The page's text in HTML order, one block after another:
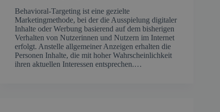
Behavioral-Targeting ist eine gezielte
Marketingmethode, bei der die Ausspielung digitaler
Inhalte oder Werbung basierend auf dem bisherigen
Verhalten von Nutzerinnen und Nutzern im Internet
erfolgt. Anstelle allgemeiner Anzeigen erhalten die
Personen Inhalte, die mit hoher Wahrscheinlichkeit
ihren aktuellen Interessen entsprechen.…